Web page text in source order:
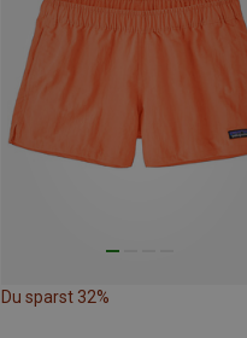
Du sparst 32%